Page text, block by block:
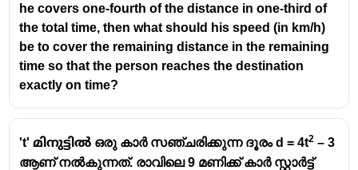
he covers one-fourth of the distance in one-third of
the total time, then what should his speed (in km/h)
be to cover the remaining distance in the remaining
time so that the person reaches the destination
exactly on time?
't'മിനുട്ടിൽ ഒരു കാർ സഞ്ചരിക്കുന്ന ദൂരം d = 4t2 – 3
ആണ് നൽകുന്നത്. രാവിലെ 9 മണിക്ക് കാർ സ്റ്റാർട്ട്